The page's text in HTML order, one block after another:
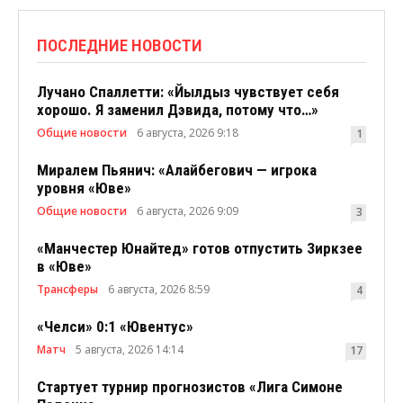
ПОСЛЕДНИЕ НОВОСТИ
Лучано Спаллетти: «Йылдыз чувствует себя
хорошо. Я заменил Дэвида, потому что…»
Общие новости 6 августа, 2026 9:18 1
Миралем Пьянич: «Алайбегович — игрока
уровня «Юве»
Общие новости 6 августа, 2026 9:09 3
«Манчестер Юнайтед» готов отпустить Зиркзее
в «Юве»
Трансферы 6 августа, 2026 8:59 4
«Челси» 0:1 «Ювентус»
Матч 5 августа, 2026 14:14 17
Стартует турнир прогнозистов «Лига Симоне